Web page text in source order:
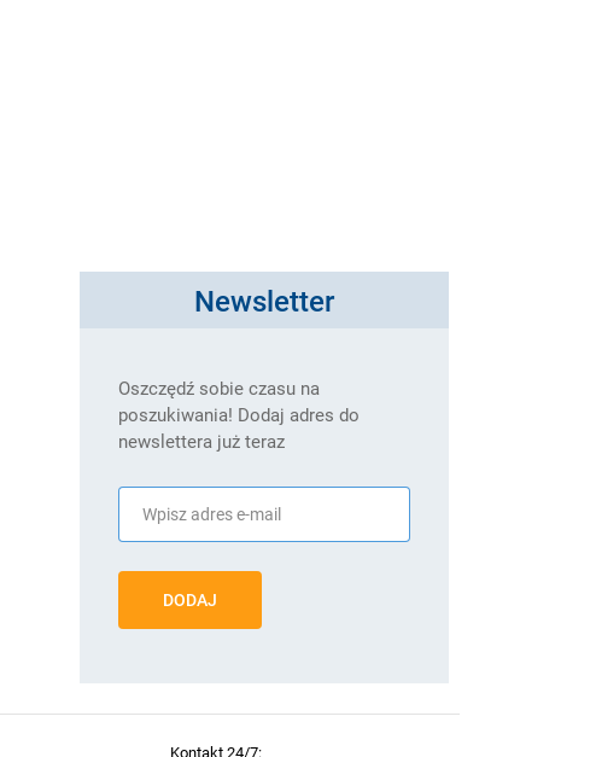
Newsletter
Oszczędź sobie czasu na
poszukiwania! Dodaj adres do
newslettera już teraz
DODAJ
Kontakt 24/7: